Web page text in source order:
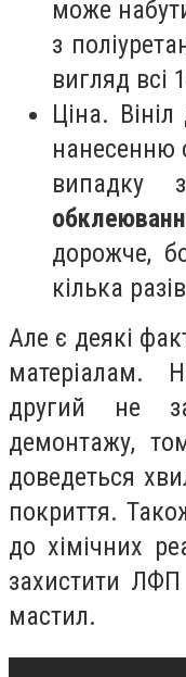
може
з
вигляд всі
Ціна.
нанесенню
випадку
дорожче,
кілька
Але є деякі
матеріалам.
другий не
демонтажу,
доведеться
покриття.
до хімічних
захистити
мастил.